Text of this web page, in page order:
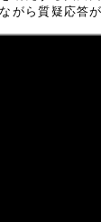
がら質疑応答が